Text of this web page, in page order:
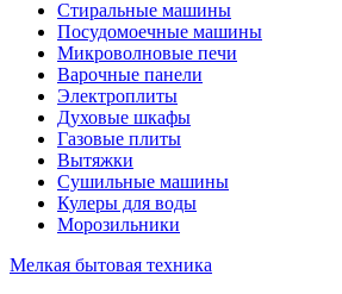
Стиральные машины
Посудомоечные машины
Микроволновые печи
Варочные панели
Электроплиты
Духовые шкафы
Газовые плиты
Вытяжки
Сушильные машины
Кулеры для воды
Морозильники
Мелкая бытовая техника